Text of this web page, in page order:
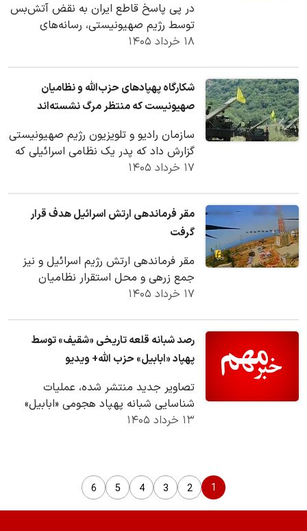
در پی پاسخ قاطع ایران به نقض آتش‌بس
توسط رژیم صهیونیستی، رسانه‌های
اسرائیلی روز دوشنبه به نقل از یک مقام
۱۸ خرداد ۱۴۰۵
شکارگاه پهپادهای حزب‌الله و نظامیان
صهیونیست که منتظر مرگ نشسته‌اند
سازمان رادیو و تلویزیون رژیم صهیونیستی
گزارش داد که پدر یک نظامی اسرائیلی که
نامش فاش نشده است، نامه‌ای برای
۱۷ خرداد ۱۴۰۵
مقر فرماندهی ارتش اسرائیل هدف قرار
گرفت
مقر فرماندهی ارتش رژیم اسرائیل و نیز
جمع زرهی و محل استقرار نظامیان
صهیونیست هدف حمله پهپادی حزب الله
۱۷ خرداد ۱۴۰۵
رصد شبانه قلعه تاریخی «شقیف» توسط
پهپاد «ابابیل» حزب الله+ ویدیو
تصاویر جدید منتشر شده، عملیات
شناسایی شبانه پهپاد هجومی «ابابیل»
حزب‌الله را بر فراز قلعه تاریخی «شقیف» در
۱۳ خرداد ۱۴۰۵
1
2
3
4
5
6